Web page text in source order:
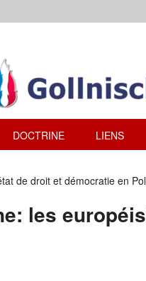
DOCTRINE LIENS
de droit et démocratie en
les